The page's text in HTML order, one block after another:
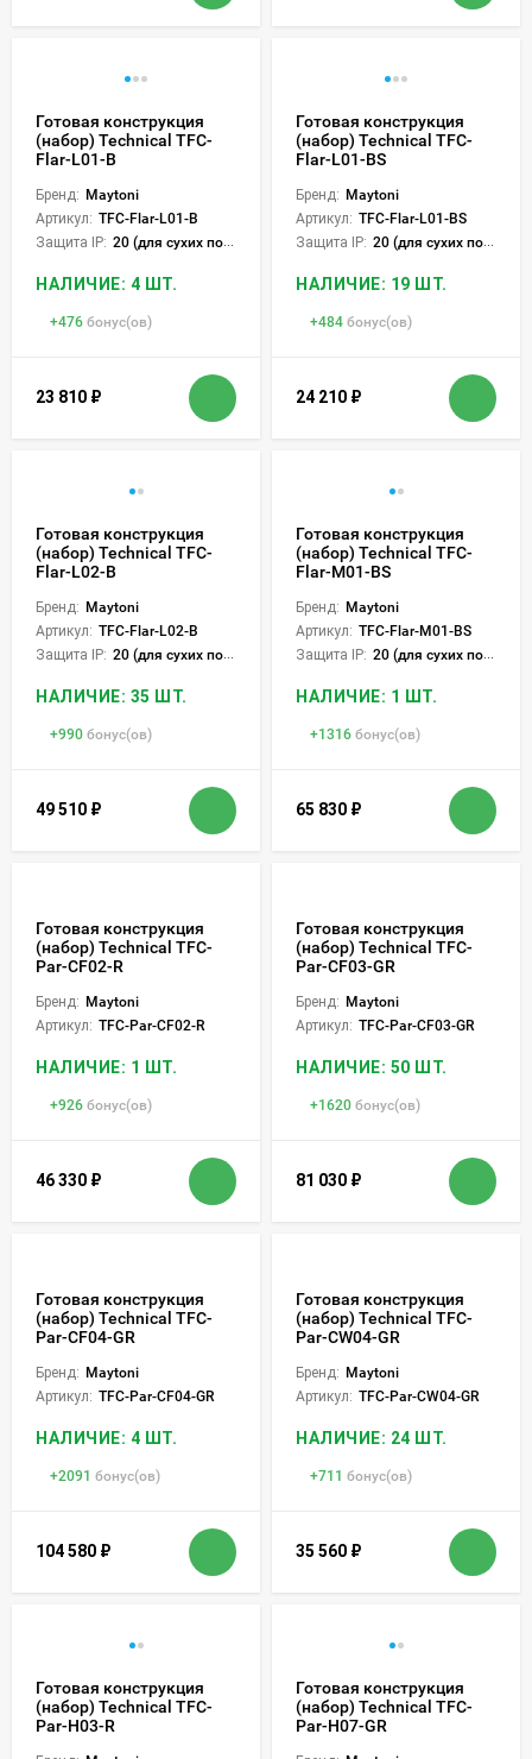
Готовая конструкция
(набор) Technical TFC-
Flar-L01-B
Бренд: Maytoni
Артикул: TFC-Flar-L01-B
Защита IP: 20 (для сухих пом.)
НАЛИЧИЕ: 4 ШТ.
+476 бонус(ов)
23 810 ₽
Готовая конструкция
(набор) Technical TFC-
Flar-L01-BS
Бренд: Maytoni
Артикул: TFC-Flar-L01-BS
Защита IP: 20 (для сухих пом.)
НАЛИЧИЕ: 19 ШТ.
+484 бонус(ов)
24 210 ₽
Готовая конструкция
(набор) Technical TFC-
Flar-L02-B
Бренд: Maytoni
Артикул: TFC-Flar-L02-B
Защита IP: 20 (для сухих пом.)
НАЛИЧИЕ: 35 ШТ.
+990 бонус(ов)
49 510 ₽
Готовая конструкция
(набор) Technical TFC-
Flar-M01-BS
Бренд: Maytoni
Артикул: TFC-Flar-M01-BS
Защита IP: 20 (для сухих пом.)
НАЛИЧИЕ: 1 ШТ.
+1316 бонус(ов)
65 830 ₽
Готовая конструкция
(набор) Technical TFC-
Par-CF02-R
Бренд: Maytoni
Артикул: TFC-Par-CF02-R
НАЛИЧИЕ: 1 ШТ.
+926 бонус(ов)
46 330 ₽
Готовая конструкция
(набор) Technical TFC-
Par-CF03-GR
Бренд: Maytoni
Артикул: TFC-Par-CF03-GR
НАЛИЧИЕ: 50 ШТ.
+1620 бонус(ов)
81 030 ₽
Готовая конструкция
(набор) Technical TFC-
Par-CF04-GR
Бренд: Maytoni
Артикул: TFC-Par-CF04-GR
НАЛИЧИЕ: 4 ШТ.
+2091 бонус(ов)
104 580 ₽
Готовая конструкция
(набор) Technical TFC-
Par-CW04-GR
Бренд: Maytoni
Артикул: TFC-Par-CW04-GR
НАЛИЧИЕ: 24 ШТ.
+711 бонус(ов)
35 560 ₽
Готовая конструкция
(набор) Technical TFC-
Par-H03-R
Готовая конструкция
(набор) Technical TFC-
Par-H07-GR